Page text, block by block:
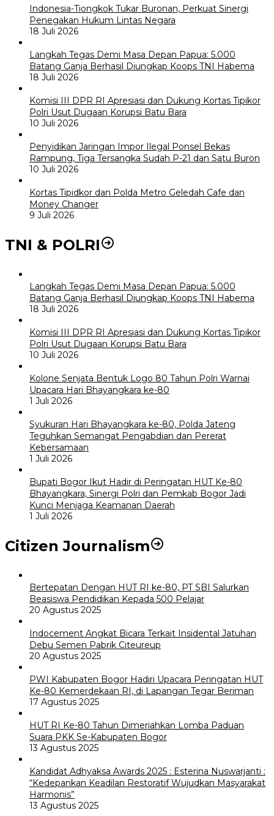
Indonesia-Tiongkok Tukar Buronan, Perkuat Sinergi
Penegakan Hukum Lintas Negara
18 Juli 2026
Langkah Tegas Demi Masa Depan Papua: 5.000
Batang Ganja Berhasil Diungkap Koops TNI Habema
18 Juli 2026
Komisi III DPR RI Apresiasi dan Dukung Kortas Tipikor
Polri Usut Dugaan Korupsi Batu Bara
10 Juli 2026
Penyidikan Jaringan Impor Ilegal Ponsel Bekas
Rampung, Tiga Tersangka Sudah P-21 dan Satu Buron
10 Juli 2026
Kortas Tipidkor dan Polda Metro Geledah Cafe dan
Money Changer
9 Juli 2026
TNI & POLRI
Langkah Tegas Demi Masa Depan Papua: 5.000
Batang Ganja Berhasil Diungkap Koops TNI Habema
18 Juli 2026
Komisi III DPR RI Apresiasi dan Dukung Kortas Tipikor
Polri Usut Dugaan Korupsi Batu Bara
10 Juli 2026
Kolone Senjata Bentuk Logo 80 Tahun Polri Warnai
Upacara Hari Bhayangkara ke-80
1 Juli 2026
Syukuran Hari Bhayangkara ke-80, Polda Jateng
Teguhkan Semangat Pengabdian dan Pererat
Kebersamaan
1 Juli 2026
Bupati Bogor Ikut Hadir di Peringatan HUT Ke-80
Bhayangkara, Sinergi Polri dan Pemkab Bogor Jadi
Kunci Menjaga Keamanan Daerah
1 Juli 2026
Citizen Journalism
Bertepatan Dengan HUT RI ke-80, PT SBI Salurkan
Beasiswa Pendidikan Kepada 500 Pelajar
20 Agustus 2025
Indocement Angkat Bicara Terkait Insidental Jatuhan
Debu Semen Pabrik Citeureup
20 Agustus 2025
PWI Kabupaten Bogor Hadiri Upacara Peringatan HUT
Ke-80 Kemerdekaan RI, di Lapangan Tegar Beriman
17 Agustus 2025
HUT RI Ke-80 Tahun Dimeriahkan Lomba Paduan
Suara PKK Se-Kabupaten Bogor
13 Agustus 2025
Kandidat Adhyaksa Awards 2025 : Esterina Nuswarjanti :
“Kedepankan Keadilan Restoratif Wujudkan Masyarakat
Harmonis”
13 Agustus 2025